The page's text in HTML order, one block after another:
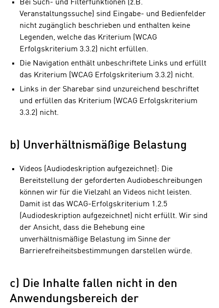
Bei Such- und Filterfunktionen (z.B.
Veranstaltungssuche) sind Eingabe- und Bedienfelder
nicht zugänglich beschrieben und enthalten keine
Legenden, welche das Kriterium (WCAG
Erfolgskriterium 3.3.2) nicht erfüllen.
Die Navigation enthält unbeschriftete Links und erfüllt
das Kriterium (WCAG Erfolgskriterium 3.3.2) nicht.
Links in der Sharebar sind unzureichend beschriftet
und erfüllen das Kriterium (WCAG Erfolgskriterium
3.3.2) nicht.
b) Unverhältnismäßige Belastung
Videos (Audiodeskription aufgezeichnet): Die
Bereitstellung der geforderten Audiobeschreibungen
können wir für die Vielzahl an Videos nicht leisten.
Damit ist das WCAG-Erfolgskriterium 1.2.5
(Audiodeskription aufgezeichnet) nicht erfüllt. Wir sind
der Ansicht, dass die Behebung eine
unverhältnismäßige Belastung im Sinne der
Barrierefreiheitsbestimmungen darstellen würde.
c) Die Inhalte fallen nicht in den
Anwendungsbereich der